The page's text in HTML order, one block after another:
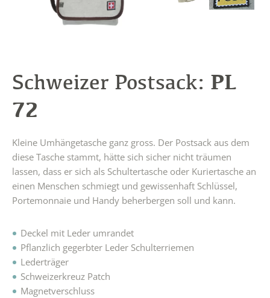
Schweizer Postsack: PL
72
Kleine Umhängetasche ganz gross. Der Postsack aus dem
diese Tasche stammt, hätte sich sicher nicht träumen
lassen, dass er sich als Schultertasche oder Kuriertasche an
einen Menschen schmiegt und gewissenhaft Schlüssel,
Portemonnaie und Handy beherbergen soll und kann.
Deckel mit Leder umrandet
Pflanzlich gegerbter Leder Schulterriemen
Lederträger
Schweizerkreuz Patch
Magnetverschluss